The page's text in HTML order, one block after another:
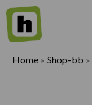
Home » Shop-bb »